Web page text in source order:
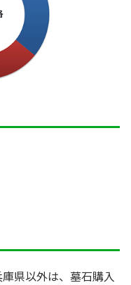
県以外は、墓石購入